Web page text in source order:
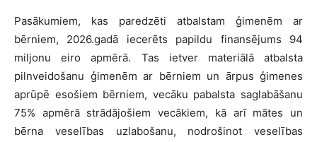
Pasākumiem, kas paredzēti atbalstam ģimenēm ar
bērniem, 2026.gadā iecerēts papildu finansējums 94
miljonu eiro apmērā. Tas ietver materiālā atbalsta
pilnveidošanu ģimenēm ar bērniem un ārpus ģimenes
aprūpē esošiem bērniem, vecāku pabalsta saglabāšanu
75% apmērā strādājošiem vecākiem, kā arī mātes un
bērna veselības uzlabošanu, nodrošinot veselības